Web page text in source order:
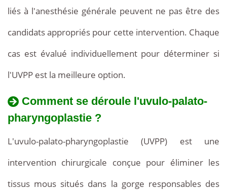
liés à l'anesthésie générale peuvent ne pas être des
candidats appropriés pour cette intervention. Chaque
cas est évalué individuellement pour déterminer si
l'UVPP est la meilleure option.
Comment se déroule l'uvulo-palato-
pharyngoplastie ?
L'uvulo-palato-pharyngoplastie (UVPP) est une
intervention chirurgicale conçue pour éliminer les
tissus mous situés dans la gorge responsables des